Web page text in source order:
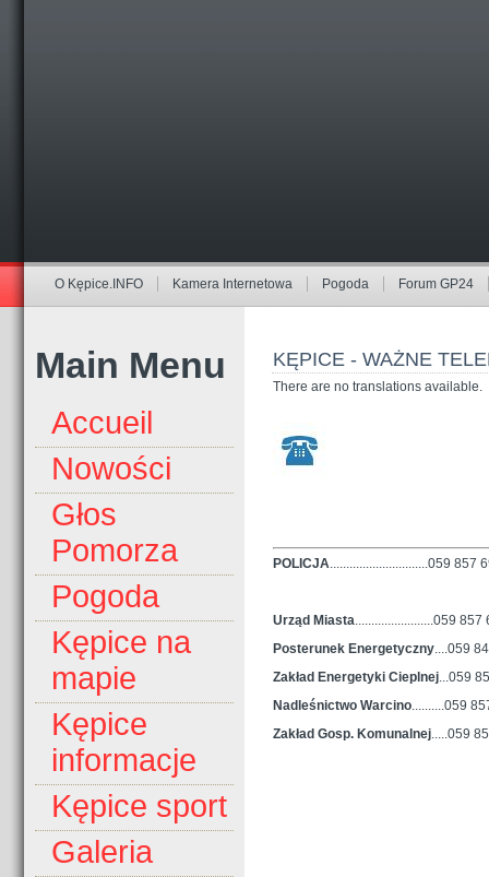
O Kępice.INFO Kamera Internetowa Pogoda Forum GP24
Main Menu
Accueil
Nowości
Głos
Pomorza
Pogoda
Kępice na
mapie
Kępice
informacje
Kępice sport
Galeria
KĘPICE - WAŻNE
There are no translations available.
POLICJA..............................059 857
Urząd Miasta........................059 857
Posterunek Energetyczny....059
Zakład Energetyki Cieplnej...059
Nadleśnictwo Warcino..........059
Zakład Gosp. Komunalnej.....059